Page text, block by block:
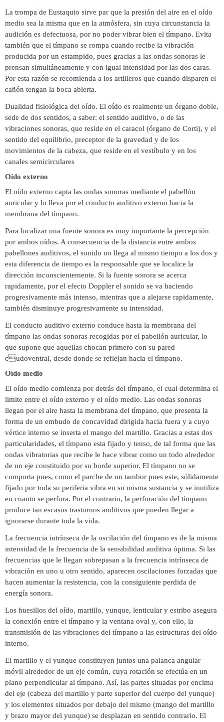
La trompa de Eustaquio sirve par que la presión del aire en el oído
medio sea la misma que en la atmósfera, sin cuya circunstancia la
audición es defectuosa, por no poder vibrar bien el tímpano. Evita
también que el tímpano se rompa cuando recibe la vibración
producida por un estampido, pues gracias a las ondas sonoras le
prensan simultáneamente y con igual intensidad por las dos caras.
Por esta razón se recomienda a los artilleros que cuando disparen el
cañón tengan la boca abierta.
Dualidad fisiológica del oído. El oído es realmente un órgano doble,
sede de dos sentidos, a saber: el sentido auditivo, o de las
vibraciones sonoras, que reside en el caracol (órgano de Corti), y el
sentido del equilibrio, preceptor de la gravedad y de los
movimientos de la cabeza, que reside en el vestíbulo y en los
canales semicirculares
Oído externo
El oído externo capta las ondas sonoras mediante el pabellón
auricular y lo lleva por el conducto auditivo externo hacia la
membrana del tímpano.
Para localizar una fuente sonora es muy importante la percepción
por ambos oídos. A consecuencia de la distancia entre ambos
pabellones auditivos, el sonido no llega al mismo tiempo a los dos y
esta diferencia de tiempo es la responsable que se localice la
dirección inconscientemente. Si la fuente sonora se acerca
rapidamente, por el efecto Doppler el sonido se va haciendo
progresivamente más intenso, mientras que a alejarse rapidamente,
también disminuye progresivamente su intensidad.
El conducto auditivo externo conduce hasta la membrana del
tímpano las ondas sonoras recogidas por el pabellón auricular, lo
que supone que aquellas chocan primero con su pared
cudoventral, desde donde se reflejan hacia el tímpano.
Oído medio
El oído medio comienza por detrás del tímpano, el cual determina el
limite entre el oído externo y el oído medio. Las ondas sonoras
llegan por el aire hasta la membrana del tímpano, que presenta la
forma de un embudo de concavidad dirigida hacia fuera y a cuyo
vértice interno se inserta el mango del martillo. Gracias a estas dos
particularidades, el tímpano esta fijado y tenso, de tal forma que las
ondas vibratorias que recibe le hace vibrar como un todo alrededor
de un eje constituido por su borde superior. El tímpano no se
comporta pues, como el parche de un tambor pues este, sólidamente
fijado por toda su periferia vibra en su misma sustancia y se inutiliza
en cuanto se perfora. Por el contrario, la perforación del tímpano
produce tan escasos trastornos auditivos que pueden llegar a
ignorarse durante toda la vida.
La frecuencia intrínseca de la oscilación del tímpano es de la misma
intensidad de la frecuencia de la sensibilidad auditiva óptima. Si las
frecuencias que le llegan sobrepasan a la frecuencia intrínseca de
vibración en uno u otro sentido, aparecen oscilaciones forzadas que
hacen aumentar la resistencia, con la consiguiente perdida de
energía sonora.
Los huesillos del oído, martillo, yunque, lenticular y estribo asegura
la conexión entre el tímpano y la ventana oval y, con ello, la
transmisión de las vibraciones del tímpano a las estructuras del oído
interno.
El martillo y el yunque constituyen juntos una palanca angular
móvil alrededor de un eje común, cuya rotación se efectúa en un
plano perpendicular al tímpano. Así, las partes situadas por encima
del eje (cabeza del martillo y parte superior del cuerpo del yunque)
y los elementos situados por debajo del mismo (mango del martillo
y brazo mayor del yunque) se desplazan en sentido contrario. El